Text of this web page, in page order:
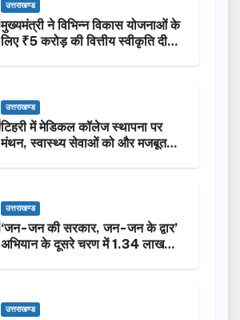
उत्तराखण्ड
मुख्यमंत्री ने विभिन्न विकास योजनाओं के
लिए ₹5 करोड़ की वित्तीय स्वीकृति दी…
उत्तराखण्ड
टिहरी में मेडिकल कॉलेज स्थापना पर
मंथन, स्वास्थ्य सेवाओं को और मजबूत
उत्तराखण्ड
‘जन-जन की सरकार, जन-जन के द्वार’
अभियान के दूसरे चरण में 1.34 लाख
उत्तराखण्ड